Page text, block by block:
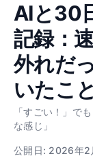
AIと30
記録：
外れだ
いたこ
「すごい！」で
な感じ」
公開日: 2026年2